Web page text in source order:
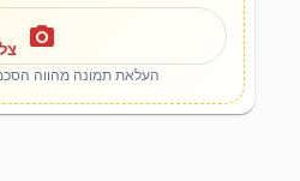
photo_camera
העלאת תמונה מהווה